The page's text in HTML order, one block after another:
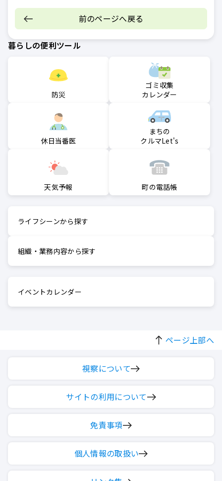
前のページへ戻る
暮らしの便利ツール
防災
ゴミ収集
カレンダー
休日当番医
まちの
クルマLet's
天気予報 町の電話帳
ライフシーンから探す
組織・業務内容から探す
イベントカレンダー
ページ上部へ
視察について
サイトの利用について
免責事項
個人情報の取扱い